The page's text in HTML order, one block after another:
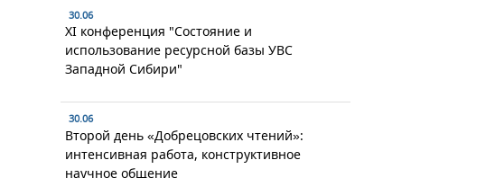
30.06
XI конференция "Состояние и
использование ресурсной базы УВС
Западной Сибири"
30.06
Второй день «Добрецовских чтений»:
интенсивная работа, конструктивное
научное общение